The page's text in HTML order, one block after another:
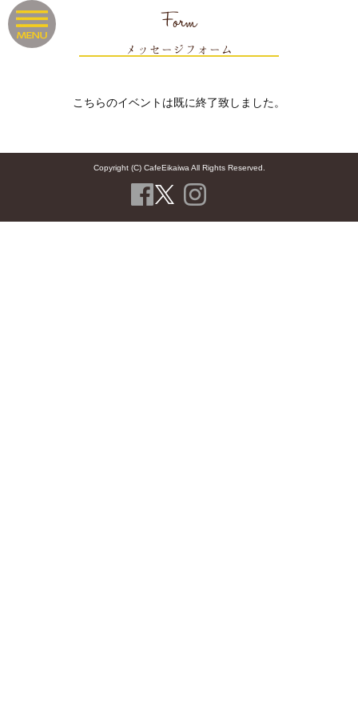
Form
メッセージフォーム
こちらのイベントは既に終了致しました。
Copyright (C) CafeEikaiwa All Rights Reserved.